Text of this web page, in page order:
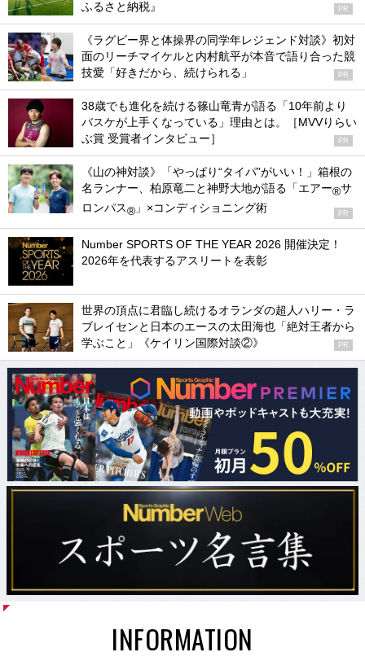
ふるさと納税』
PR
《ラグビー界と体操界の同学年レジェンド対談》初対
面のリーチマイケルと内村航平が本音で語り合った競
技愛「好きだから、続けられる」
PR
38歳でも進化を続ける篠山竜青が語る「10年前より
バスケが上手くなっている」理由とは。［MVVりらい
ぶ賞 受賞者インタビュー］
PR
《山の神対談》「やっぱり“タイパ”がいい！」箱根の
名ランナー、柏原竜二と神野大地が語る「エアー®サ
ロンパス® 」×コンディショニング術 PR
Number SPORTS OF THE YEAR 2026 開催決定！
2026年を代表するアスリートを表彰
世界の頂点に君臨し続けるオランダの超人ハリー・ラ
ブレイセンと日本のエースの太田海也「絶対王者から
学ぶこと」《ケイリン国際対談②》
PR
INFORMATION